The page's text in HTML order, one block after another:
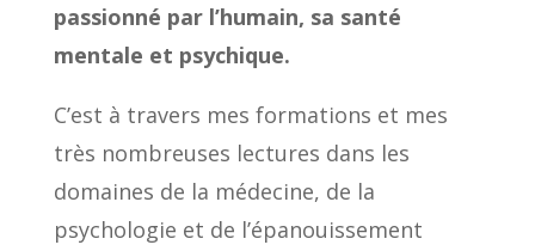
passionné par l’humain, sa santé
mentale et psychique.
C’est à travers mes formations et mes
très nombreuses lectures dans les
domaines de la médecine, de la
psychologie et de l’épanouissement